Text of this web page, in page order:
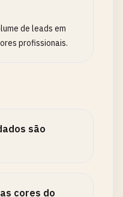
de leads em
profissionais.
são
cores do